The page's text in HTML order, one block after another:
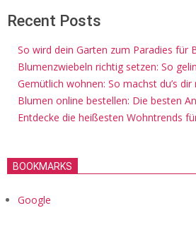
Recent Posts
So wird dein Garten zum Paradies für
Blumenzwiebeln richtig setzen: So
Gemütlich wohnen: So machst du’s
Blumen online bestellen: Die besten
Entdecke die heißesten Wohntrends
BOOKMARKS
Google